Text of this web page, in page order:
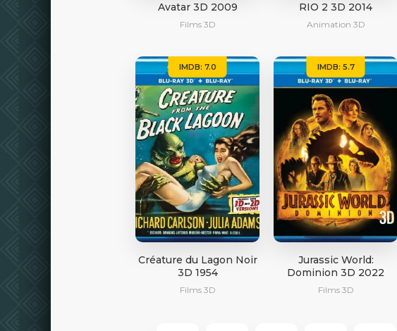
Avatar 3D 2009
Films 3D
RIO 2 3D 2014
Animation 3D
IMDB: 7.0
Créature du Lagon Noir
3D 1954
Films 3D
IMDB: 5.7
Jurassic World:
Dominion 3D 2022
Films 3D